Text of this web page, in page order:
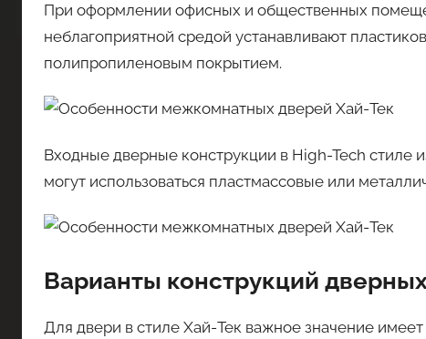
При оформлении офисных и общественных
неблагоприятной средой устанавливают
полипропиленовым покрытием.
Входные дверные конструкции в High-Tech стиле
могут использоваться пластмассовые или
Варианты конструкций
Для двери в стиле Хай-Тек важное значение